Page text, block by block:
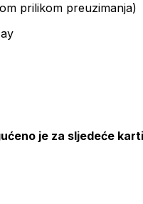
prilikom preuzimanja)
je za sljedeće